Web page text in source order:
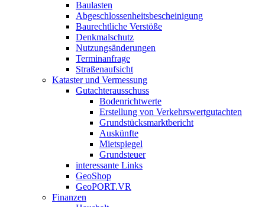
Baulasten
Abgeschlossenheits­bescheinigung
Baurechtliche Verstöße
Denkmalschutz
Nutzungsänderungen
Terminanfrage
Straßenaufsicht
Kataster und Vermessung
Gutachterausschuss
Bodenrichtwerte
Erstellung von Verkehrswertgutachten
Grundstücksmarktbericht
Auskünfte
Mietspiegel
Grundsteuer
interessante Links
GeoShop
GeoPORT.VR
Finanzen